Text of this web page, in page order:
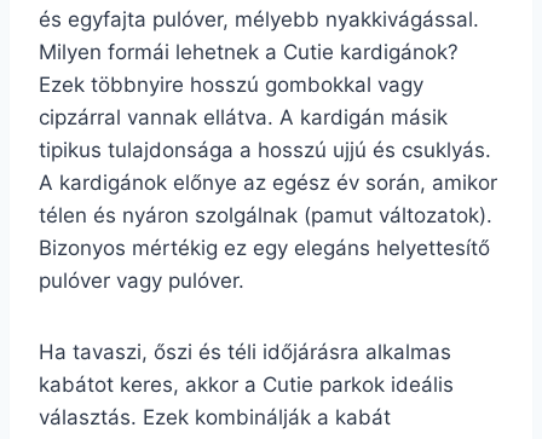
és egyfajta pulóver, mélyebb nyakkivágással.
Milyen formái lehetnek a Cutie kardigánok?
Ezek többnyire hosszú gombokkal vagy
cipzárral vannak ellátva. A kardigán másik
tipikus tulajdonsága a hosszú ujjú és csuklyás.
A kardigánok előnye az egész év során, amikor
télen és nyáron szolgálnak (pamut változatok).
Bizonyos mértékig ez egy elegáns helyettesítő
pulóver vagy pulóver.
Ha tavaszi, őszi és téli időjárásra alkalmas
kabátot keres, akkor a Cutie parkok ideális
választás. Ezek kombinálják a kabát